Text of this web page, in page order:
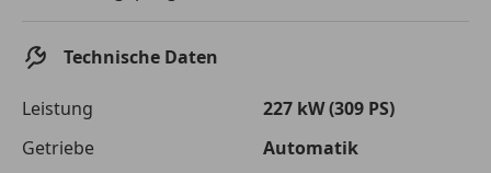
Technische Daten
Leistung
227 kW (309 PS)
Getriebe
Automatik